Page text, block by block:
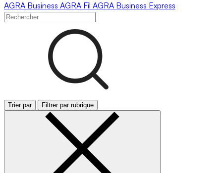
AGRA Business AGRA Fil AGRA Business Express
Trier par Filtrer par rubrique